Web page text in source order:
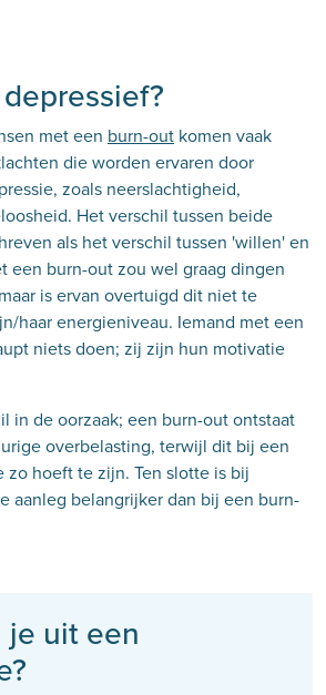
met een burn-out komen vaak
die worden ervaren door
zoals neerslachtigheid,
Het verschil tussen beide
als het verschil tussen 'willen' en
een burn-out zou wel graag dingen
is ervan overtuigd dit niet te
haar energieniveau. Iemand met een
niets doen; zij zijn hun motivatie
in de oorzaak; een burn-out ontstaat
overbelasting, terwijl dit bij een
zo hoeft te zijn. Ten slotte is bij
aanleg belangrijker dan bij een burn-
je uit een